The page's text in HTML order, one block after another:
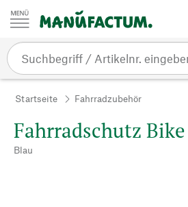
Zum Inhalt springen
Startseite Fahrradzubehör
Fahrradschutz
Blau